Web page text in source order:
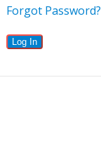
Forgot Password?